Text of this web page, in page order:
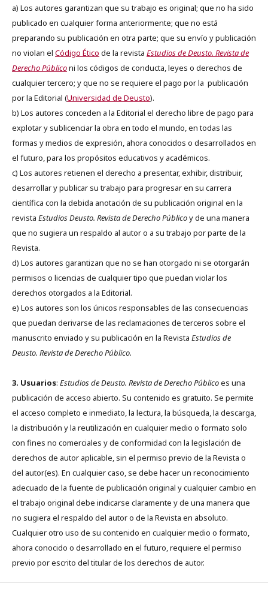
a) Los autores garantizan que su trabajo es original; que no ha sido
publicado en cualquier forma anteriormente; que no está
preparando su publicación en otra parte; que su envío y publicación
no violan el Código Ético de la revista Estudios de Deusto. Revista de
Derecho Públiconi los códigos de conducta, leyes o derechos de
cualquier tercero; y que no se requiere el pago por la publicación
por la Editorial (Universidad de Deusto).
b) Los autores conceden a la Editorial el derecho libre de pago para
explotar y sublicenciar la obra en todo el mundo, en todas las
formas y medios de expresión, ahora conocidos o desarrollados en
el futuro, para los propósitos educativos y académicos.
c) Los autores retienen el derecho a presentar, exhibir, distribuir,
desarrollar y publicar su trabajo para progresar en su carrera
científica con la debida anotación de su publicación original en la
revista Estudios Deusto. Revista de Derecho Públicoy de una manera
que no sugiera un respaldo al autor o a su trabajo por parte de la
Revista.
d) Los autores garantizan que no se han otorgado ni se otorgarán
permisos o licencias de cualquier tipo que puedan violar los
derechos otorgados a la Editorial.
e) Los autores son los únicos responsables de las consecuencias
que puedan derivarse de las reclamaciones de terceros sobre el
manuscrito enviado y su publicación en la Revista Estudios de
Deusto. Revista de Derecho Público.
3. Usuarios: Estudios de Deusto. Revista de Derecho Públicoes una
publicación de acceso abierto. Su contenido es gratuito. Se permite
el acceso completo e inmediato, la lectura, la búsqueda, la descarga,
la distribución y la reutilización en cualquier medio o formato solo
con fines no comerciales y de conformidad con la legislación de
derechos de autor aplicable, sin el permiso previo de la Revista o
del autor(es). En cualquier caso, se debe hacer un reconocimiento
adecuado de la fuente de publicación original y cualquier cambio en
el trabajo original debe indicarse claramente y de una manera que
no sugiera el respaldo del autor o de la Revista en absoluto.
Cualquier otro uso de su contenido en cualquier medio o formato,
ahora conocido o desarrollado en el futuro, requiere el permiso
previo por escrito del titular de los derechos de autor.